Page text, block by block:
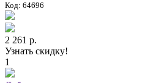
Код: 64696
2 261 р.
Узнать скидку!
1